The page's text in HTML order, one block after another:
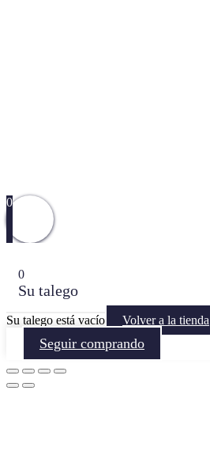
0
0
Su talego
Su talego está vacío Volver a la tienda
Seguir comprando